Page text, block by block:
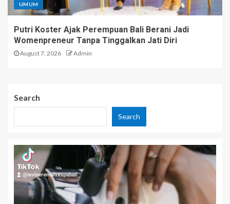
UMUM
Putri Koster Ajak Perempuan Bali Berani Jadi
Womenpreneur Tanpa Tinggalkan Jati Diri
August 7, 2026 Admin
Search
Search